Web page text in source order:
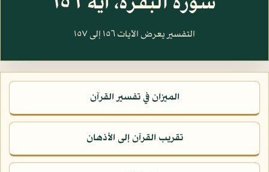
التفسير يعرض الآيات ١٥٦ إلى ١٥٧
الميزان في تفسير القرآن
تقريب القرآن إلى الأذهان